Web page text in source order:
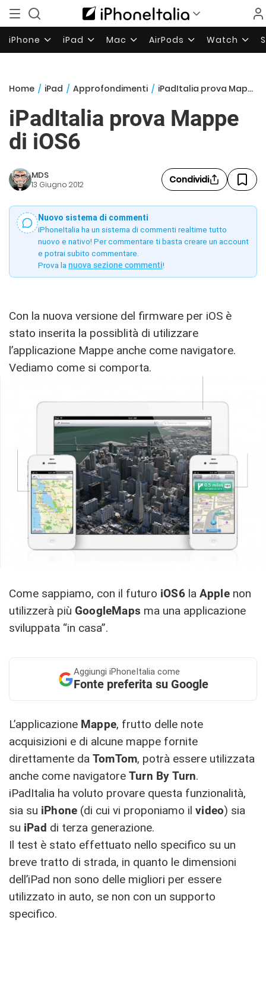
iPhone iPad Mac AirPods Watch
Home / iPad / Approfondimenti / iPadItalia prova Mappe di iOS6
iPadItalia prova Mappe
di iOS6
MDS
13 Giugno 2012 Condividi
Nuovo sistema di commenti
iPhoneItalia ha un sistema di commenti realtime tutto
nuovo e nativo! Per commentare ti basta creare un account
e potrai subito commentare.
Prova la nuova sezione commenti!
Con la nuova versione del firmware per iOS è
stato inserita la possiblità di utilizzare
l’applicazione Mappe anche come navigatore.
Vediamo come si comporta.
Come sappiamo, con il futuro iOS6la Applenon
utilizzerà più GoogleMaps ma una applicazione
sviluppata “in casa”.
Aggiungi iPhoneItalia come
Fonte preferita su Google
L’applicazione Mappe, frutto delle note
acquisizioni e di alcune mappe fornite
direttamente da TomTom, potrà essere utilizzata
anche come navigatore Turn By Turn.
iPadItalia ha voluto provare questa funzionalità,
sia su iPhone (di cui vi proponiamo ilvideo) sia
su iPad di terza generazione.
Il test è stato effettuato nello specifico su un
breve tratto di strada, in quanto le dimensioni
dell’iPad non sono delle migliori per essere
utilizzato in auto, se non con un supporto
specifico.